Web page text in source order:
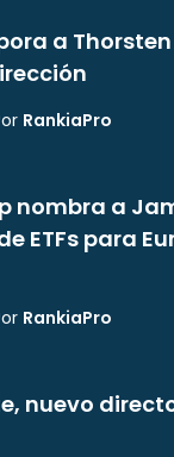
a
RankiaPro
nombra a
ETFs para
RankiaPro
nuevo